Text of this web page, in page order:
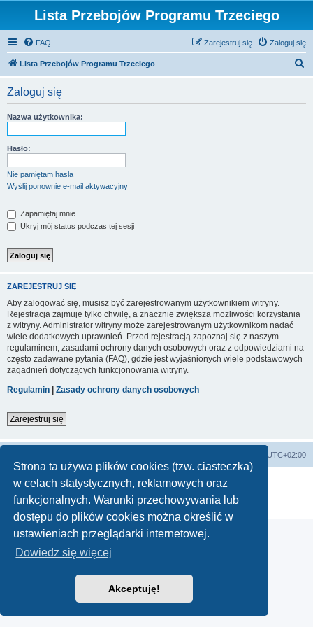
Strona ta używa plików cookies (tzw. ciasteczka)
w celach statystycznych, reklamowych oraz
funkcjonalnych. Warunki przechowywania lub
dostępu do plików cookies można określić w
ustawieniach przeglądarki internetowej.
Dowiedz się więcej
Akceptuję!
Lista Przebojów Programu Trzeciego
FAQ Zaloguj się
Zarejestruj się
Lista Przebojów Programu Trzeciego
Zaloguj się
Nazwa użytkownika:
Hasło:
Nie pamiętam hasła
Wyślij ponownie e-mail aktywacyjny
Zapamiętaj mnie
Ukryj mój status podczas tej sesji
ZAREJESTRUJ SIĘ
Aby zalogować się, musisz być zarejestrowanym użytkownikiem witryny.
Rejestracja zajmuje tylko chwilę, a znacznie zwiększa możliwości korzystania
z witryny. Administrator witryny może zarejestrowanym użytkownikom nadać
wiele dodatkowych uprawnień. Przed rejestracją zapoznaj się z naszym
regulaminem, zasadami ochrony danych osobowych oraz z odpowiedziami na
często zadawane pytania (FAQ), gdzie jest wyjaśnionych wiele podstawowych
zagadnień dotyczących funkcjonowania witryny.
Regulamin | Zasady ochrony danych osobowych
Zarejestruj się
UTC+02:00
Technologię dostarczaphpBB ® Forum Software © phpBB Limited
Zasady ochrony danych osobowych|Regulamin